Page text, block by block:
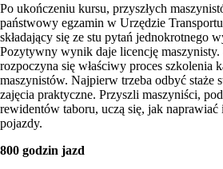
Po ukończeniu kursu, przyszłych
państwowy egzamin w Urzędzie
składający się ze stu pytań jednokrotnego
Pozytywny wynik daje licencję
rozpoczyna się właściwy proces szkolenia
maszynistów. Najpierw trzeba odbyć staże
zajęcia praktyczne. Przyszli maszyniści,
rewidentów taboru, uczą się, jak
pojazdy.
800 godzin jazd